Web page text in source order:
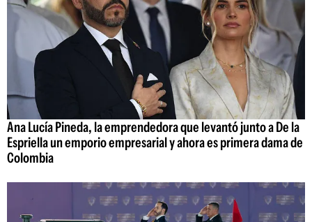
Ana Lucía Pineda, la emprendedora que levantó junto a De la
Espriella un emporio empresarial y ahora es primera dama de
Colombia